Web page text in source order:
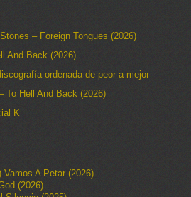
– Foreign Tongues (2026)
And Back (2026)
ordenada de peor a mejor
To Hell And Back (2026)
K
A Petar (2026)
(2026)